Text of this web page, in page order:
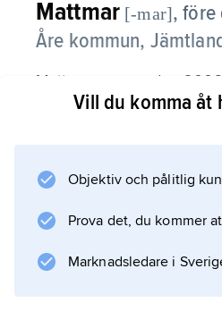
Mattmar [-mar],före
Åre kommun,
Mattmar, som sedan
Västra Storsjöbygdens
spridda strand- och
Vill du komma åt
Objektiv och pålitlig
Prova det, du kommer
Marknadsledare i